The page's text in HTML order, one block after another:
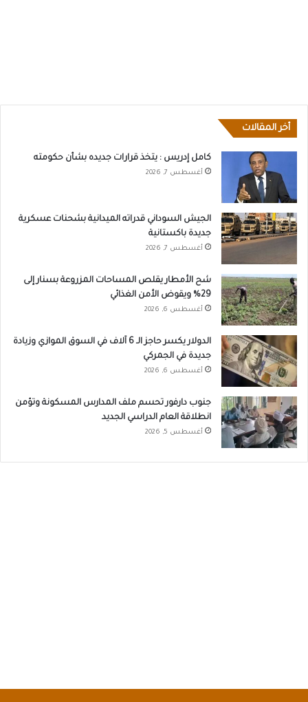
أخر المقالات
كامل إدريس : يتخذ قرارات جديده بشأن حكومته
أغسطس 7, 2026
الجيش السوداني قدراته الميدانية بشحنات عسكرية
جديدة باكستانية
أغسطس 7, 2026
شح الأمطار يقلص المساحات المزروعة بسنار إلى
29% ويقوض الأمن الغذائي
أغسطس 6, 2026
الدولار يكسر حاجز الـ 6 آلاف في السوق الموازي وزيادة
جديدة في الجمركي
أغسطس 6, 2026
جنوب دارفور تحسم ملف المدارس المسكونة وتؤمن
انطلاقة العام الدراسي الجديد
أغسطس 5, 2026